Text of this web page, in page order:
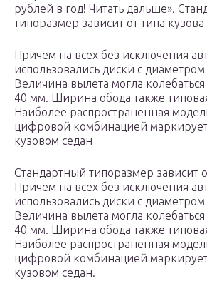
рублей в год! Читать дальше».
типоразмер зависит от типа кузова
Причем на всех без исключения
использовались диски с
Величина вылета могла
40 мм. Ширина обода также
Наиболее распространенная
цифровой комбинацией
кузовом седан
Стандартный типоразмер зависит
Причем на всех без исключения
использовались диски с
Величина вылета могла
40 мм. Ширина обода также
Наиболее распространенная
цифровой комбинацией
кузовом седан.